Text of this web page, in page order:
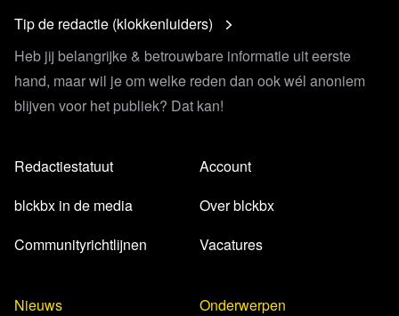
Tip de redactie (klokkenluiders)
Heb jij belangrijke & betrouwbare informatie uit eerste
hand, maar wil je om welke reden dan ook wél anoniem
blijven voor het publiek? Dat kan!
Redactiestatuut
blckbx in de media
Communityrichtlijnen
Account
Over blckbx
Vacatures
Nieuws
Onderwerpen